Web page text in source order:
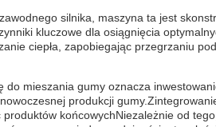
silnika, maszyna ta jest
kluczowe dla osiągnięcia
ciepła, zapobiegając przegrzaniu
do mieszania gumy oznacza
produkcji
końcowychNiezależnie od